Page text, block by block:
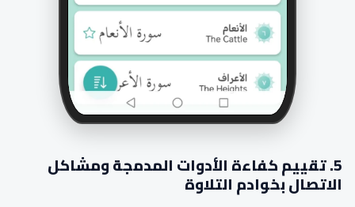
5. تقييم كفاءة الأدوات المدمجة ومشاكل
الاتصال بخوادم التلاوة